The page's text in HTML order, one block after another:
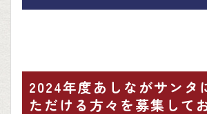
2024年度あしながサンタ
ただける方々を募集して